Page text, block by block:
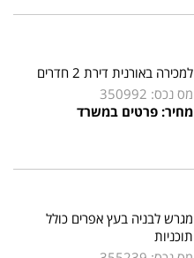
למכירה באורנית דירת 2 חדרים
מס נכס: 350992
מחיר: פרטים במשרד
מגרש לבניה בעץ אפרים כולל
תוכניות